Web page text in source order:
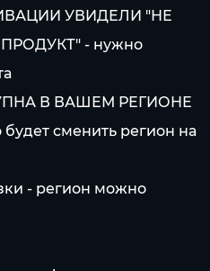
УВИДЕЛИ "НЕ
- нужно
В ВАШЕМ РЕГИОНЕ
сменить регион на
- регион можно